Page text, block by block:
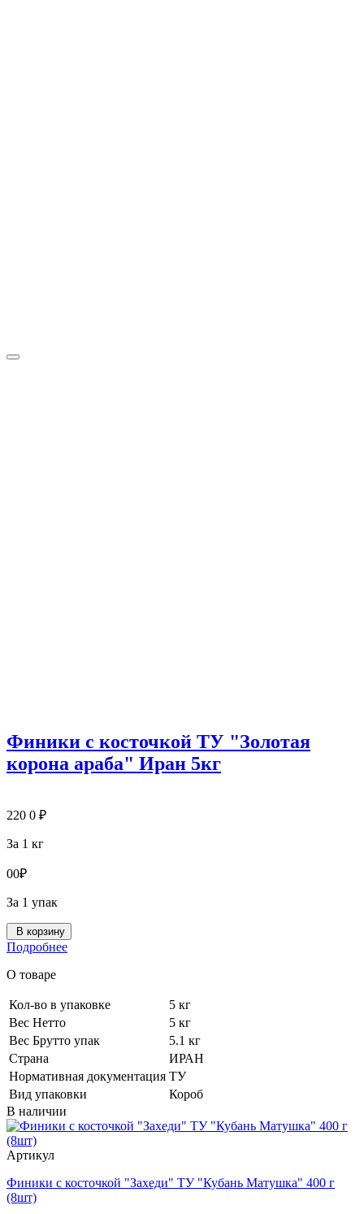
Финики с косточкой ТУ "Золотая
корона араба" Иран 5кг
220 0 ₽
За 1 кг
00₽
За 1 упак
В корзину
Подробнее
О товаре
Кол-во в упаковке
5 кг
Вес Нетто
5 кг
Вес Брутто упак
5.1 кг
Страна
ИРАН
Нормативная документация ТУ
Вид упаковки
Короб
В наличии
Артикул
Финики с косточкой "Захеди" ТУ "Кубань Матушка" 400 г
(8шт)